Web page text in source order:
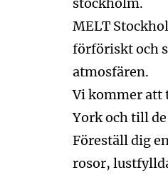
MELT
förföriskt och
atmosfären.
Vi kommer att
York och till
Föreställ dig
rosor,